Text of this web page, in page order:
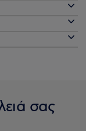
σας